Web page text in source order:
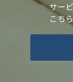
サー
こち